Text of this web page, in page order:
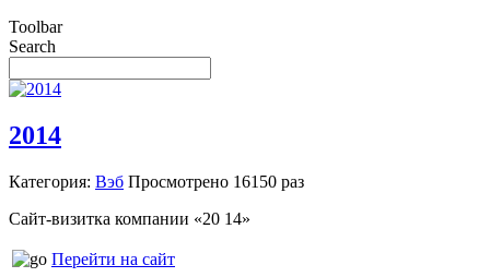
Toolbar
Search
2014
Категория: Вэб Просмотрено 16150 раз
Сайт-визитка компании «20 14»
Перейти на сайт